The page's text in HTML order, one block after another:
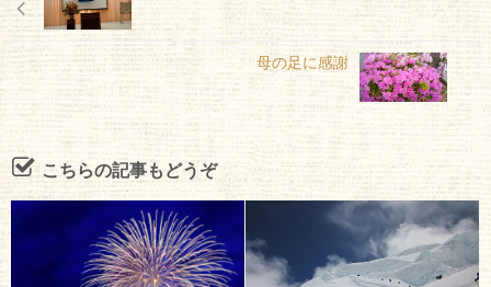
母の足に感謝
こちらの記事もどうぞ